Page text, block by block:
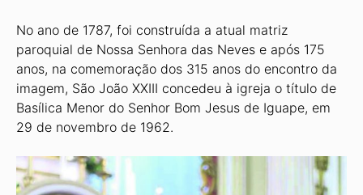
No ano de 1787, foi construída a atual matriz
paroquial de Nossa Senhora das Neves e após 175
anos, na comemoração dos 315 anos do encontro da
imagem, São João XXIII concedeu à igreja o título de
Basílica Menor do Senhor Bom Jesus de Iguape, em
29 de novembro de 1962.